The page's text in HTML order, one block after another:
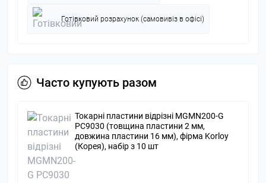
Готівковий розрахунок (самовивіз в офісі)
Часто купують разом
Токарні пластини відрізні MGMN200-G
PC9030 (товщина пластини 2 мм,
довжина пластини 16 мм), фірма Korloy
(Корея), набір з 10 шт